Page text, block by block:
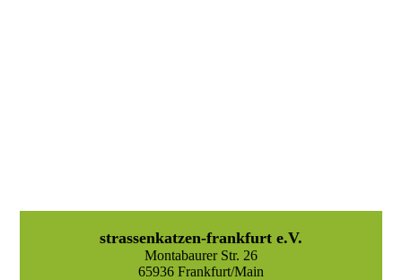
strassenkatzen-frankfurt e.V.
Montabaurer Str. 26
65936 Frankfurt/Main